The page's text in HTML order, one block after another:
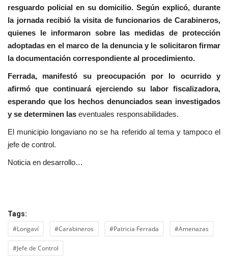
resguardo policial en su domicilio. Según explicó, durante
la jornada recibió la visita de funcionarios de Carabineros,
quienes le informaron sobre las medidas de protección
adoptadas en el marco de la denuncia y le solicitaron firmar
la documentación correspondiente al procedimiento.
Ferrada, manifestó su preocupación por lo ocurrido y
afirmó que continuará ejerciendo su labor fiscalizadora,
esperando que los hechos denunciados sean investigados
y se determinen las eventuales responsabilidades.
El municipio longaviano no se ha referido al tema y tampoco el
jefe de control.
Noticia en desarrollo…
Tags:
#Longaví #Carabineros #Patricia Ferrada #Amenazas
#Jefe de Control